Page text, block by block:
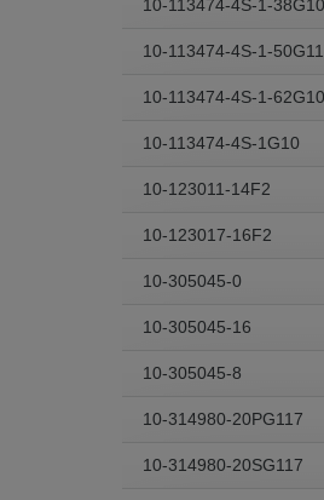
10-113474-4S-1-38G10
10-113474-4S-1-
10-113474-4S-1-62G10
10-113474-4S-1G10
10-123011-14F2
10-123017-16F2
10-305045-0
10-305045-16
10-305045-8
10-314980-20PG117
10-314980-20SG117